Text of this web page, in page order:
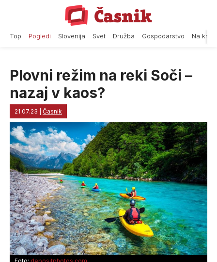
Top Pogledi Slovenija Svet Družba Gospodarstvo Na
Plovni režim na reki Soči –
nazaj v kaos?
21.07.23 Časnik